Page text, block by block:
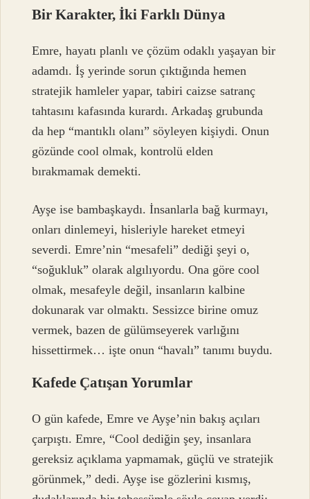
Bir Karakter, İki Farklı Dünya
Emre, hayatı planlı ve çözüm odaklı yaşayan bir
adamdı. İş yerinde sorun çıktığında hemen
stratejik hamleler yapar, tabiri caizse satranç
tahtasını kafasında kurardı. Arkadaş grubunda
da hep “mantıklı olanı” söyleyen kişiydi. Onun
gözünde cool olmak, kontrolü elden
bırakmamak demekti.
Ayşe ise bambaşkaydı. İnsanlarla bağ kurmayı,
onları dinlemeyi, hisleriyle hareket etmeyi
severdi. Emre’nin “mesafeli” dediği şeyi o,
“soğukluk” olarak algılıyordu. Ona göre cool
olmak, mesafeyle değil, insanların kalbine
dokunarak var olmaktı. Sessizce birine omuz
vermek, bazen de gülümseyerek varlığını
hissettirmek… işte onun “havalı” tanımı buydu.
Kafede Çatışan Yorumlar
O gün kafede, Emre ve Ayşe’nin bakış açıları
çarpıştı. Emre, “Cool dediğin şey, insanlara
gereksiz açıklama yapmamak, güçlü ve stratejik
görünmek,” dedi. Ayşe ise gözlerini kısmış,